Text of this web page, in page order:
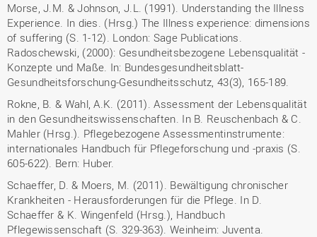
Morse, J.M. & Johnson, J.L. (1991). Understanding the Illness
Experience. In dies. (Hrsg.) The Illness experience: dimensions
of suffering (S. 1-12). London: Sage Publications.
Radoschewski, (2000): Gesundheitsbezogene Lebensqualität -
Konzepte und Maße. In: Bundesgesundheitsblatt-
Gesundheitsforschung-Gesundheitsschutz, 43(3), 165-189.
Rokne, B. & Wahl, A.K. (2011). Assessment der Lebensqualität
in den Gesundheitswissenschaften. In B. Reuschenbach & C.
Mahler (Hrsg.). Pflegebezogene Assessmentinstrumente:
internationales Handbuch für Pflegeforschung und -praxis (S.
605-622). Bern: Huber.
Schaeffer, D. & Moers, M. (2011). Bewältigung chronischer
Krankheiten - Herausforderungen für die Pflege. In D.
Schaeffer & K. Wingenfeld (Hrsg.), Handbuch
Pflegewissenschaft (S. 329-363). Weinheim: Juventa.